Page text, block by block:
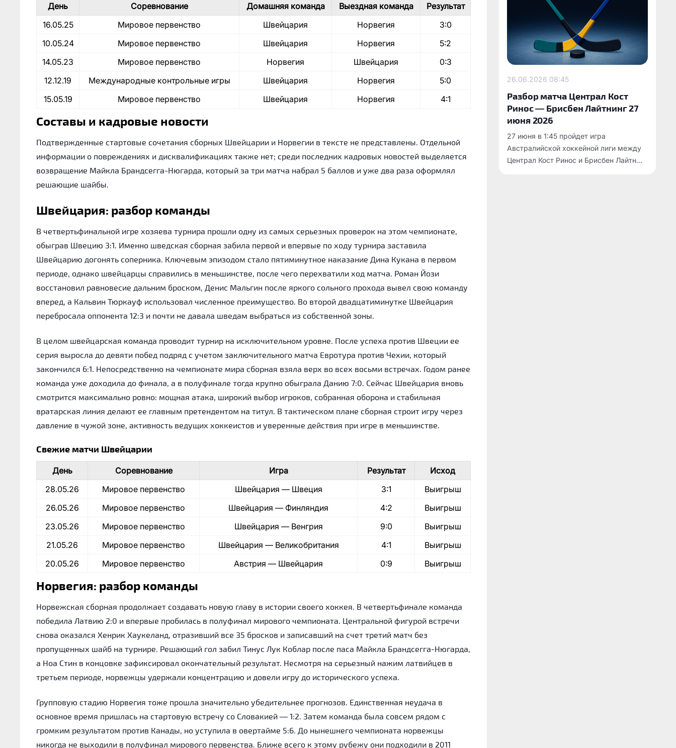
День Соревнование Домашняя команда Выездная команда
Результат
16.05.25
Мировое первенство Швейцария Норвегия
3:0
10.05.24
Мировое первенство Швейцария Норвегия
5:2
14.05.23
Мировое первенство Норвегия Швейцария
0:3
12.12.19
Международные контрольные игры Швейцария Норвегия
5:0
15.05.19
Мировое первенство Швейцария Норвегия 4:1
Составы и кадровые новости
Подтвержденные стартовые сочетания сборных Швейцарии и Норвегии в тексте не представлены. Отдельной
информации о повреждениях и дисквалификациях также нет; среди последних кадровых новостей выделяется
возвращение Майкла Брандсегга-Нюгарда, который за три матча набрал 5 баллов и уже два раза оформлял
решающие шайбы.
Швейцария: разбор команды
В четвертьфинальной игре хозяева турнира прошли одну из самых серьезных проверок на этом чемпионате,
обыграв Швецию 3:1. Именно шведская сборная забила первой и впервые по ходу турнира заставила
Швейцарию догонять соперника. Ключевым эпизодом стало пятиминутное наказание Дина Кукана в первом
периоде, однако швейцарцы справились в меньшинстве, после чего перехватили ход матча. Роман Йози
восстановил равновесие дальним броском, Денис Мальгин после яркого сольного прохода вывел свою команду
вперед, а Кальвин Тюркауф использовал численное преимущество. Во второй двадцатиминутке Швейцария
перебросала оппонента 12:3 и почти не давала шведам выбраться из собственной зоны.
В целом швейцарская команда проводит турнир на исключительном уровне. После успеха против Швеции ее
серия выросла до девяти побед подряд с учетом заключительного матча Евротура против Чехии, который
закончился 6:1. Непосредственно на чемпионате мира сборная взяла верх во всех восьми встречах. Годом ранее
команда уже доходила до финала, а в полуфинале тогда крупно обыграла Данию 7:0. Сейчас Швейцария вновь
смотрится максимально ровно: мощная атака, широкий выбор игроков, собранная оборона и стабильная
вратарская линия делают ее главным претендентом на титул. В тактическом плане сборная строит игру через
давление в чужой зоне, активность ведущих хоккеистов и уверенные действия при игре в меньшинстве.
Свежие матчи Швейцарии
День Соревнование Игра Результат
Исход
28.05.26
Мировое первенство Швейцария — Швеция 3:1
Выигрыш
26.05.26
Мировое первенство Швейцария — Финляндия 4:2
Выигрыш
23.05.26
Мировое первенство Швейцария — Венгрия 9:0
Выигрыш
21.05.26
Мировое первенство Швейцария — Великобритания 4:1
Выигрыш
20.05.26
Мировое первенство Австрия — Швейцария 0:9 Выигрыш
Норвегия: разбор команды
Норвежская сборная продолжает создавать новую главу в истории своего хоккея. В четвертьфинале команда
победила Латвию 2:0 и впервые пробилась в полуфинал мирового чемпионата. Центральной фигурой встречи
снова оказался Хенрик Хаукеланд, отразивший все 35 бросков и записавший на счет третий матч без
пропущенных шайб на турнире. Решающий гол забил Тинус Лук Коблар после паса Майкла Брандсегга-Нюгарда,
а Ноа Стин в концовке зафиксировал окончательный результат. Несмотря на серьезный нажим латвийцев в
третьем периоде, норвежцы удержали концентрацию и довели игру до исторического успеха.
Групповую стадию Норвегия тоже прошла значительно убедительнее прогнозов. Единственная неудача в
основное время пришлась на стартовую встречу со Словакией — 1:2. Затем команда была совсем рядом с
громким результатом против Канады, но уступила в овертайме 5:6. До нынешнего чемпионата норвежцы
никогда не выходили в полуфинал мирового первенства. Ближе всего к этому рубежу они подходили в 2011
26.06.2026 08:45
Разбор матча Централ Кост
Ринос — Брисбен Лайтнинг 27
июня 2026
27 июня в 1:45 пройдет игра
Австралийской хоккейной лиги между
Централ Кост Ринос и Брисбен Лайтн...